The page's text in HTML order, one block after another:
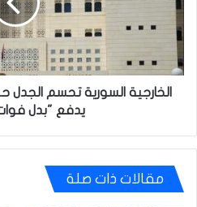
على
أموال
من
الخارجية السورية تحسم الجدل
يدفع "بدل
مقالات ذات صلة